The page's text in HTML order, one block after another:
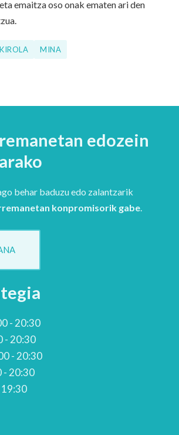
emaitza oso onak ematen ari den
KIROLA MINA
edozein
behar baduzu edo zalantzarik
konpromisorik gabe
- 20:30
- 20:30
- 20:30
- 20:30